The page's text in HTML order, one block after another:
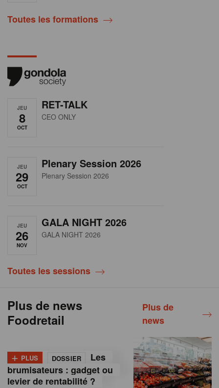
Toutes les formations
JEU
8
OCT
RET-TALK
CEO ONLY
JEU
29
OCT
Plenary Session 2026
Plenary Session 2026
JEU
26
NOV
GALA NIGHT 2026
GALA NIGHT 2026
Toutes les sessions
Plus de news
Foodretail
Plus de
news
+ PLUS DOSSIER
Les
brumisateurs : gadget ou
levier de rentabilité ?